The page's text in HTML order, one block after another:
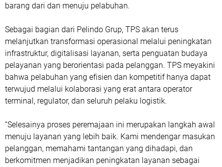
barang dari dan menuju pelabuhan.
Sebagai bagian dari Pelindo Grup, TPS akan terus
melanjutkan transformasi operasional melalui peningkatan
infrastruktur, digitalisasi layanan, serta penguatan budaya
pelayanan yang berorientasi pada pelanggan. TPS meyakini
bahwa pelabuhan yang efisien dan kompetitif hanya dapat
terwujud melalui kolaborasi yang erat antara operator
terminal, regulator, dan seluruh pelaku logistik.
“Selesainya proses peremajaan ini merupakan langkah awal
menuju layanan yang lebih baik. Kami mendengar masukan
pelanggan, memahami tantangan yang dihadapi, dan
berkomitmen menjadikan peningkatan layanan sebagai